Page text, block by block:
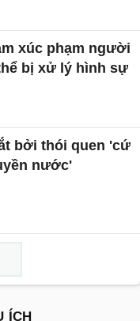
xúc phạm người
bị xử lý hình sự
bởi thói quen 'cứ
nước'
ÍCH